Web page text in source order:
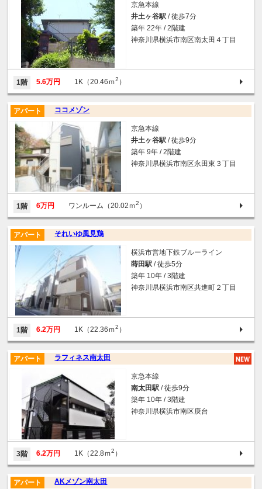
京急本線
井土ヶ谷駅 / 徒歩7分
築年 22年 / 2階建
神奈川県横浜市南区南太田４丁目
1階 5.6万円 1K（20.46ｍ2 ）
ココメゾン
アパート
京急本線
井土ヶ谷駅 / 徒歩9分
築年 9年 / 2階建
神奈川県横浜市南区永田東３丁目
1階 6万円 ワンルーム（20.02ｍ2 ）
それいゆ風見鶏
アパート
横浜市営地下鉄ブルーライン
蒔田駅 / 徒歩5分
築年 10年 / 3階建
神奈川県横浜市南区共進町２丁目
1階 6.2万円 1K（22.36ｍ2 ）
ラフィネス南太田
アパート
京急本線
南太田駅 / 徒歩9分
築年 10年 / 3階建
神奈川県横浜市南区庚台
3階 6.2万円 1K（22.8ｍ2 ）
AKメゾン南太田
アパート